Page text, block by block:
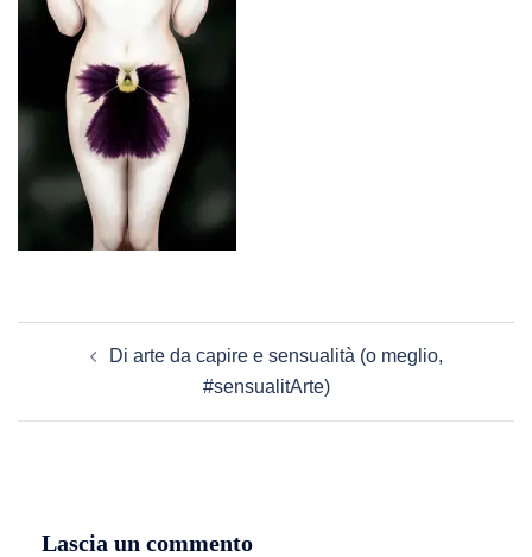
articoloDi arte da capire e sensualità (o meglio,
#sensualitArte)
Lascia un commento